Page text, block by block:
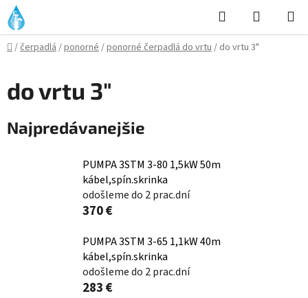
Prejsť
na
obsah
Hľadať
KOŠÍK
Domov
/čerpadlá/ponorné/ponorné čerpadlá do vrtu/ do vrtu 3"
do vrtu 3"
Najpredávanejšie
PUMPA 3STM 3-80 1,5kW 50m
kábel,spín.skrinka
odošleme do 2 prac.dní
370 €
PUMPA 3STM 3-65 1,1kW 40m
kábel,spín.skrinka
odošleme do 2 prac.dní
283 €